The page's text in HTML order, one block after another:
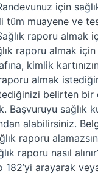
için
tüm muayene ve
raporu almak
raporu almak
kimlik
almak
belirten bir
Başvuruyu sağlık
alabilirsiniz.
raporu
raporu nasıl
arayarak